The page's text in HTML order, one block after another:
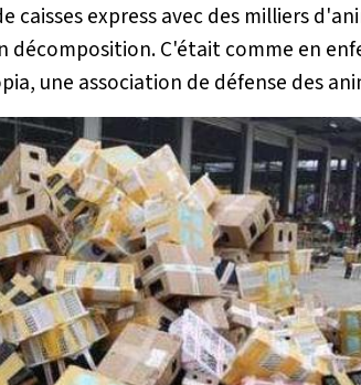
caisses express avec des milliers
C'était comme en
une association de défense des